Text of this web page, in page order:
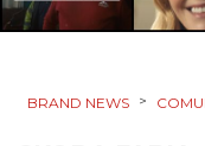
ESTERNA
BRAND NEWS >